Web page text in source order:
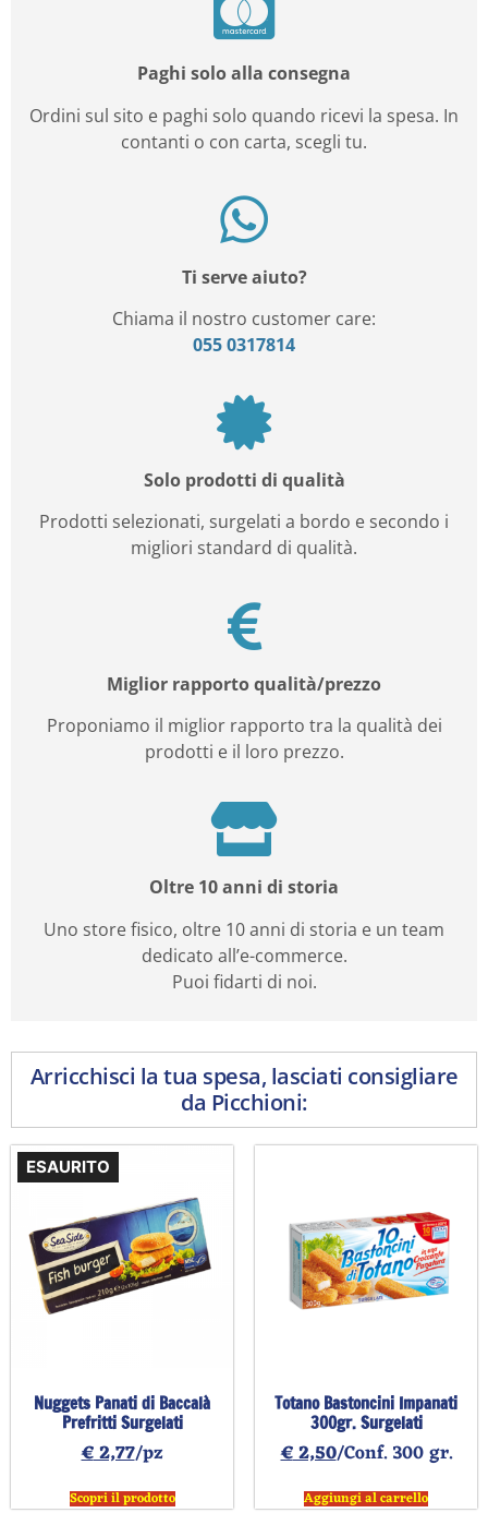
Paghi solo alla consegna
Ordini sul sito e paghi solo quando ricevi la spesa. In
contanti o con carta, scegli tu.
Ti serve aiuto?
Chiama il nostro customer care:
055 0317814
Solo prodotti di qualità
Prodotti selezionati, surgelati a bordo e secondo i
migliori standard di qualità.
Miglior rapporto qualità/prezzo
Proponiamo il miglior rapporto tra la qualità dei
prodotti e il loro prezzo.
Oltre 10 anni di storia
Uno store fisico, oltre 10 anni di storia e un team
dedicato all’e-commerce.
Puoi fidarti di noi.
Arricchisci la tua spesa, lasciati consigliare
da Picchioni:
ESAURITO
Nuggets Panati di Baccalà
Prefritti Surgelati
€2,77/pz
Scopri il prodotto
Totano Bastoncini Impanati
300gr. Surgelati
€2,50/Conf. 300 gr.
Aggiungi al carrello